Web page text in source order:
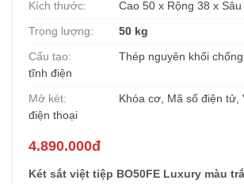
Kích thước:
Cao 50 x Rộng 38 x Sâu
Trọng lượng:
50 kg
Cấu tạo:
Thép nguyên khối
tĩnh điện
Mở két:
Khóa cơ, Mã số điện tử,
điện thoại
4.890.000đ
Két sắt việt tiệp BO50FE Luxury màu